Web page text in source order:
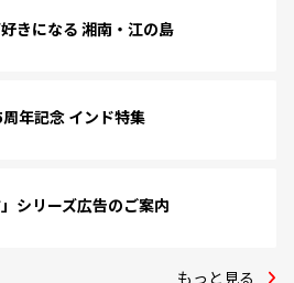
きになる 湘南・江の島
年記念 インド特集
」シリーズ広告のご案内
もっと見る